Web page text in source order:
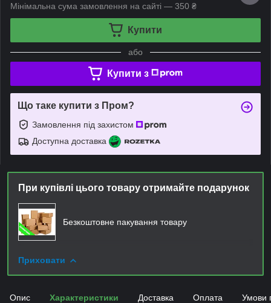
Мінімальна сума замовлення на сайті — 350 ₴
Купити
або
Купити з
Що таке купити з Пром?
Замовлення під захистом
Доступна доставка
При купівлі цього товару отримайте подарунок
Безкоштовне пакування товару
Приховати
Опис Характеристики Доставка Оплата Умови